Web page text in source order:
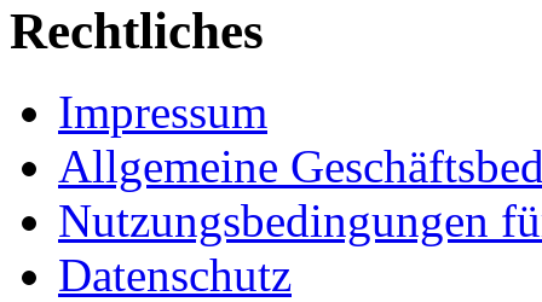
Rechtliches
Impressum
Allgemeine
Nutzungsbedingungen
Datenschutz